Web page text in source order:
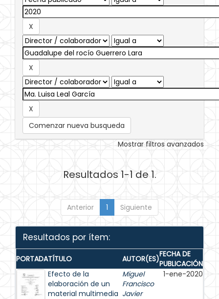
Comenzar nueva busqueda
Mostrar filtros avanzados
Resultados 1-1 de 1.
Anterior 1 Siguiente
Resultados por ítem:
PORTADATÍTULO AUTOR(ES)FECHA DE
PUBLICACIÓN
Efecto de la
elaboración de un
material multimedia
Miguel
Francisco
Javier
1-ene-2020